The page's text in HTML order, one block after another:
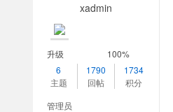
xadmin
升级
100%
6
主题
1790
回帖
1734
积分
管理员